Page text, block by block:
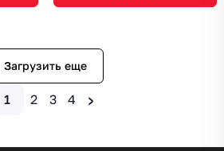
Загрузить еще
1 2 3 4 ›